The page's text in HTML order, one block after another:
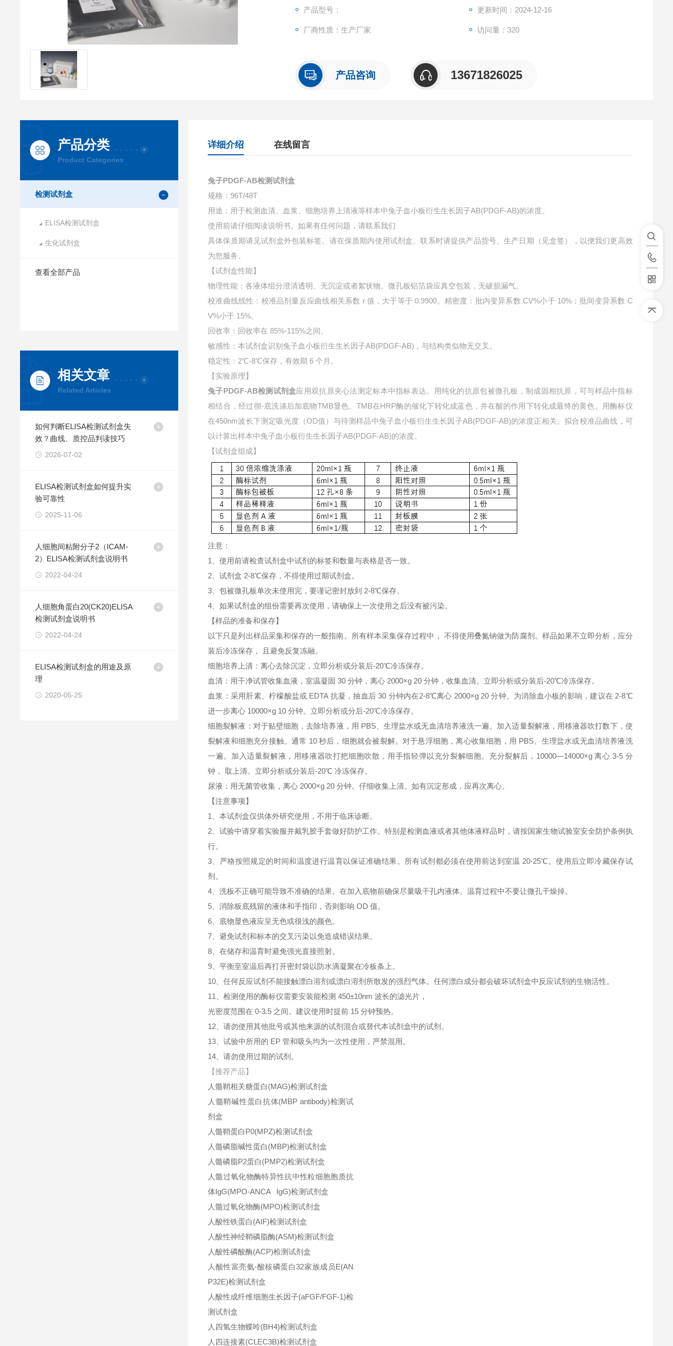
产品型号： 更新时间：2024-12-16
厂商性质：生产厂家 访问量：320
产品咨询 13671826025
产品分类
Product Categories
检测试剂盒
ELISA检测试剂盒
生化试剂盒
查看全部产品
相关文章
Related Articles
如何判断ELISA检测试剂盒失
效？曲线、质控品判读技巧
2026-07-02
ELISA检测试剂盒如何提升实
验可靠性
2025-11-06
人细胞间粘附分子2（ICAM-
2）ELISA检测试剂盒说明书
2022-04-24
人细胞角蛋白20(CK20)ELISA
检测试剂盒说明书
2022-04-24
ELISA检测试剂盒的用途及原
理
2020-05-25
详细介绍 在线留言
兔子PDGF-AB检测试剂盒
规格：96T/48T
用途：用于检测血清、血浆、细胞培养上清液等样本中兔子血小板衍生生长因子AB(PDGF-AB)的浓度。
使用前请仔细阅读说明书。如果有任何问题，请联系我们
具体保质期请见试剂盒外包装标签。请在保质期内使用试剂盒。联系时请提供产品货号、生产日期（见盒签），以便我们更高效
为您服务。
【试剂盒性能】
物理性能：各液体组分澄清透明、无沉淀或者絮状物。微孔板铝箔袋应真空包装，无破损漏气。
校准曲线线性：校准品剂量反应曲线相关系数 r 值，大于等于 0.9900。精密度：批内变异系数 CV%小于 10%；批间变异系数 C
V%小于 15%。
回收率：回收率在 85%-115%之间。
敏感性：本试剂盒识别兔子血小板衍生生长因子AB(PDGF-AB)，与结构类似物无交叉。
稳定性：2℃-8℃保存，有效期 6 个月。
【实验原理】
兔子PDGF-AB检测试剂盒应用双抗原夹心法测定标本中指标表达。用纯化的抗原包被微孔板，制成固相抗原，可与样品中指标
相结合，经过彻-底洗涤后加底物TMB显色。TMB在HRP酶的催化下转化成蓝色，并在酸的作用下转化成最终的黄色。用酶标仪
在450nm波长下测定吸光度（OD值）与待测样品中兔子血小板衍生生长因子AB(PDGF-AB)的浓度正相关。拟合校准品曲线，可
以计算出样本中兔子血小板衍生生长因子AB(PDGF-AB)的浓度。
【试剂盒组成】
注意：
1、使用前请检查试剂盒中试剂的标签和数量与表格是否一致。
2、试剂盒 2-8℃保存，不得使用过期试剂盒。
3、包被微孔板单次未使用完，要谨记密封放到 2-8℃保存。
4、如果试剂盒的组份需要再次使用，请确保上一次使用之后没有被污染。
【样品的准备和保存】
以下只是列出样品采集和保存的一般指南。所有样本采集保存过程中， 不得使用叠氮钠做为防腐剂。样品如果不立即分析，应分
装后冷冻保存， 且避免反复冻融。
细胞培养上清：离心去除沉淀，立即分析或分装后-20℃冷冻保存。
血清：用干净试管收集血液，室温凝固 30 分钟，离心 2000×g 20 分钟，收集血清。立即分析或分装后-20℃冷冻保存。
血浆：采用肝素、柠檬酸盐或 EDTA 抗凝，抽血后 30 分钟内在2-8℃离心 2000×g 20 分钟。为消除血小板的影响，建议在 2-8℃
进一步离心 10000×g 10 分钟。立即分析或分后-20℃冷冻保存。
细胞裂解液：对于贴壁细胞，去除培养液，用 PBS、生理盐水或无血清培养液洗一遍。加入适量裂解液，用移液器吹打数下，使
裂解液和细胞充分接触。通常 10 秒后，细胞就会被裂解。对于悬浮细胞，离心收集细胞，用 PBS、生理盐水或无血清培养液洗
一遍。加入适量裂解液，用移液器吹打把细胞吹散，用手指轻弹以充分裂解细胞。充分裂解后，10000—14000×g 离心 3-5 分
钟， 取上清。立即分析或分装后-20℃ 冷冻保存。
尿液：用无菌管收集，离心 2000×g 20 分钟。仔细收集上清。如有沉淀形成，应再次离心。
【注意事项】
1、本试剂盒仅供体外研究使用，不用于临床诊断。
2、试验中请穿着实验服并戴乳胶手套做好防护工作。特别是检测血液或者其他体液样品时，请按国家生物试验室安全防护条例执
行。
3、严格按照规定的时间和温度进行温育以保证准确结果。所有试剂都必须在使用前达到室温 20-25℃。使用后立即冷藏保存试
剂。
4、洗板不正确可能导致不准确的结果。在加入底物前确保尽量吸干孔内液体。温育过程中不要让微孔干燥掉。
5、消除板底残留的液体和手指印，否则影响 OD 值。
6、底物显色液应呈无色或很浅的颜色。
7、避免试剂和标本的交叉污染以免造成错误结果。
8、在储存和温育时避免强光直接照射。
9、平衡至室温后再打开密封袋以防水滴凝聚在冷板条上。
10、任何反应试剂不能接触漂白溶剂或漂白溶剂所散发的强烈气体。任何漂白成分都会破坏试剂盒中反应试剂的生物活性。
11、检测使用的酶标仪需要安装能检测 450±10nm 波长的滤光片，
光密度范围在 0-3.5 之间。建议使用时提前 15 分钟预热。
12、请勿使用其他批号或其他来源的试剂混合或替代本试剂盒中的试剂。
13、试验中所用的 EP 管和吸头均为一次性使用，严禁混用。
14、请勿使用过期的试剂。
【推荐产品】
人髓鞘相关糖蛋白(MAG)检测试剂盒
人髓鞘碱性蛋白抗体(MBP antibody)检测试
剂盒
人髓鞘蛋白P0(MPZ)检测试剂盒
人髓磷脂碱性蛋白(MBP)检测试剂盒
人髓磷脂P2蛋白(PMP2)检测试剂盒
人髓过氧化物酶特异性抗中性粒细胞胞质抗
体IgG(MPO-ANCA IgG)检测试剂盒
人髓过氧化物酶(MPO)检测试剂盒
人酸性铁蛋白(AIF)检测试剂盒
人酸性神经鞘磷脂酶(ASM)检测试剂盒
人酸性磷酸酶(ACP)检测试剂盒
人酸性富亮氨-酸核磷蛋白32家族成员E(AN
P32E)检测试剂盒
人酸性成纤维细胞生长因子(aFGF/FGF-1)检
测试剂盒
人四氢生物蝶呤(BH4)检测试剂盒
人四连接素(CLEC3B)检测试剂盒